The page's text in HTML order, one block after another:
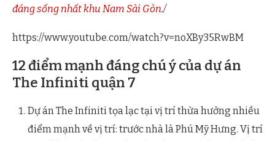
đáng sống nhất khu Nam Sài Gòn./
https://www.youtube.com/watch?v=noXBy35RwBM
12 điểm mạnh đáng chú ý của dự án
The Infiniti quận 7
Dự án The Infiniti tọa lạc tại vị trí thừa hưởng nhiều
điểm mạnh về vị trí: trước nhà là Phú Mỹ Hưng. Vị trí